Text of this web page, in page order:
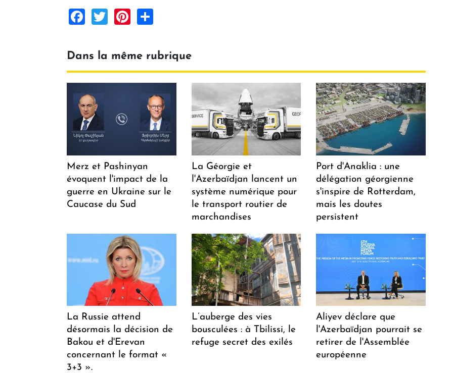
Facebook
TwitterPinterest
Dans la même rubrique
Merz et Pashinyan
évoquent l'impact de la
guerre en Ukraine sur le
Caucase du Sud
La Géorgie et
l'Azerbaïdjan lancent un
système numérique pour
le transport routier de
marchandises
Port d'Anaklia : une
délégation géorgienne
s'inspire de Rotterdam,
mais les doutes
persistent
La Russie attend
désormais la décision de
Bakou et d'Erevan
concernant le format «
3+3 ».
L’auberge des vies
bousculées : à Tbilissi, le
refuge secret des exilés
Aliyev déclare que
l'Azerbaïdjan pourrait se
retirer de l'Assemblée
européenne